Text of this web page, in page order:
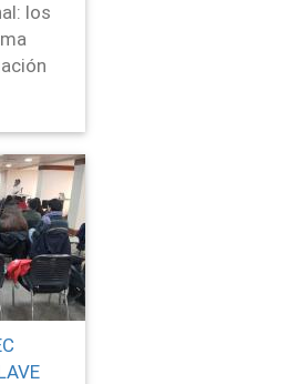
los